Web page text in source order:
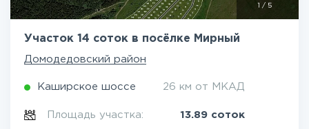
/ 5
Участок 14 соток в посёлке Мирный
Домодедовский район
Каширское шоссе 26 км от МКАД
Площадь участка: 13.89 соток